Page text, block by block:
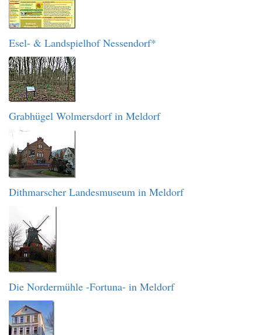
Esel- & Landspielhof Nessendorf*
Grabhügel Wolmersdorf in Meldorf
Dithmarscher Landesmuseum in Meldorf
Die Nordermühle -Fortuna- in Meldorf